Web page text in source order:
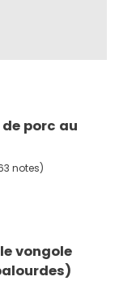
porc au
notes)
vongole